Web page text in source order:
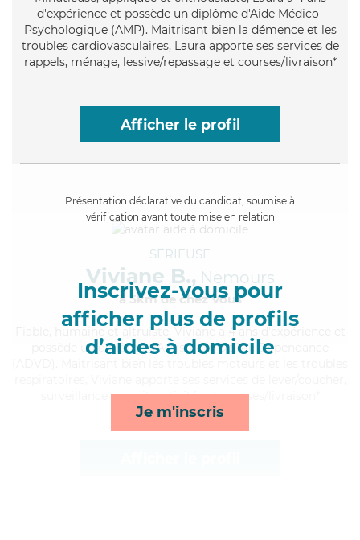
d'expérience et possède un diplôme d'Aide Médico-
Psychologique (AMP). Maitrisant bien la démence et les
troubles cardiovasculaires, Laura apporte ses services de
rappels, ménage, lessive/repassage et courses/livraison*
Afficher le profil
Présentation déclarative du candidat, soumise à
vérification avant toute mise en relation
Inscrivez-vous pour
afficher plus de profils
d’aides à domicile
Je m'inscris
SÉRIEUSE
Viviane B., Nemours
à 5km de chez Vous
, humaine et altruiste, Viviane a 4 ans d'expérience et
possède un diplôme d'Assistante De Vie Dépendance
surveillance de nuit, activités et courses/livraison*